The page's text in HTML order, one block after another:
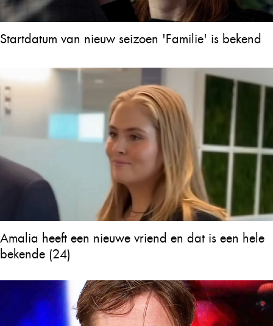
Startdatum van nieuw seizoen 'Familie' is bekend
Amalia heeft een nieuwe vriend en dat is een hele
bekende (24)